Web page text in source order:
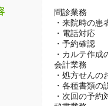
問診業務
・来院時の患
・電話対応
・予約確認
・カルテ作成
会計業務
・処方せんの
・各種書類の
・次回の予約